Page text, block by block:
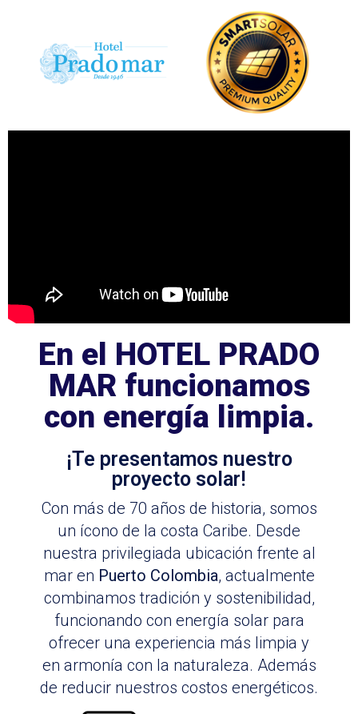
En el HOTEL PRADO
MAR funcionamos
con energía limpia.
¡Te presentamos nuestro
proyecto solar!
Con más de 70 años de historia, somos
un ícono de la costa Caribe. Desde
nuestra privilegiada ubicación frente al
mar en Puerto Colombia, actualmente
combinamos tradición y sostenibilidad,
funcionando con energía solar para
ofrecer una experiencia más limpia y
en armonía con la naturaleza. Además
de reducir nuestros costos energéticos.